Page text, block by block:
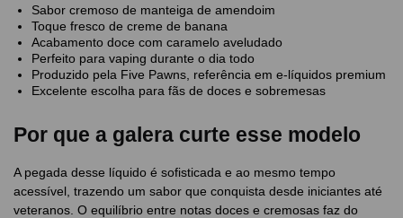
Sabor cremoso de manteiga de amendoim
Toque fresco de creme de banana
Acabamento doce com caramelo aveludado
Perfeito para vaping durante o dia todo
Produzido pela Five Pawns, referência em e-líquidos premium
Excelente escolha para fãs de doces e sobremesas
Por que a galera curte esse modelo
A pegada desse líquido é sofisticada e ao mesmo tempo
acessível, trazendo um sabor que conquista desde iniciantes até
veteranos. O equilíbrio entre notas doces e cremosas faz do